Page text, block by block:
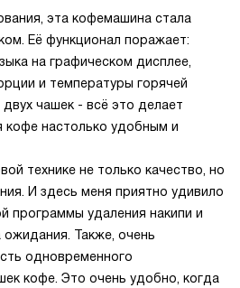
эта кофемашина стала
Её функционал поражает:
на графическом дисплее,
и температуры горячей
чашек - всё это делает
кофе настолько удобным и
технике не только качество, но
И здесь меня приятно удивило
программы удаления накипи и
Также, очень
одновременного
кофе. Это очень удобно, когда